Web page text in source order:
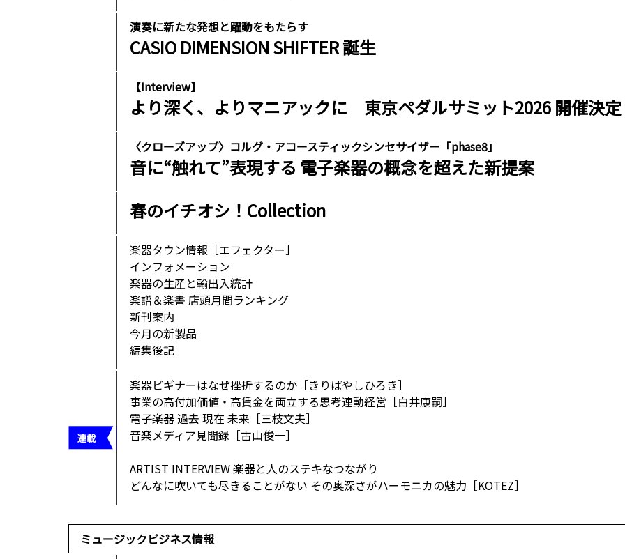
演奏に新たな発想と躍動をもたらす
CASIO DIMENSION SHIFTER 誕生
【Interview】
より深く、よりマニアックに 東京ペダルサミット2026 開催決
〈クローズアップ〉コルグ・アコースティックシンセサイザー「phase8」
音に“触れて”表現する 電子楽器の概念を超えた新提案
春のイチオシ！Collection
楽器タウン情報［エフェクター］
インフォメーション
楽器の生産と輸出入統計
楽譜＆楽書 店頭月間ランキング
新刊案内
今月の新製品
編集後記
楽器ビギナーはなぜ挫折するのか［きりばやしひろき］
事業の高付加価値・高賃金を両立する思考連動経営［白井康嗣］
電子楽器 過去 現在 未来［三枝文夫］
音楽メディア見聞録［古山俊一］
ARTIST INTERVIEW 楽器と人のステキなつながり
どんなに吹いても尽きることがない その奥深さがハーモニカの魅力［KOTEZ］
ミュージックビジネス情報